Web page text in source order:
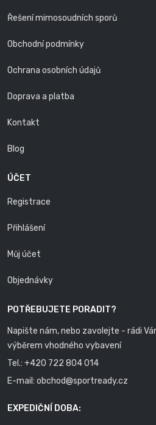
Řešení mimosoudních sporů
Obchodní podmínky
Ochrana osobních údajů
Doprava a platba
Kontakt
Blog
ÚČET
Registrace
Přihlášení
Můj účet
Objednávky
POTŘEBUJETE PORADIT?
Napište nám, nebo zavolejte - rádi
výběrem vhodného vybavení
Tel.: +420 722 804 014
E-mail: obchod@sportready.cz
EXPEDIČNÍ DOBA: